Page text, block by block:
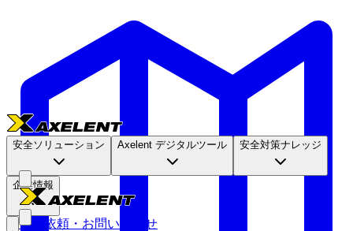
安全ソリューション Axelent デジタルツール 安全対策ナレッジ
企業情報
見積依頼・お問い合わせ